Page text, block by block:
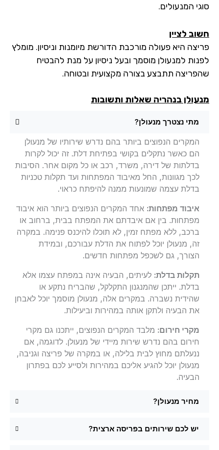
המנעולים.
לציין
היא פעולה מורכבת הדורשת מיומנות וניסיון. מומלץ
למנעולן מוסמך ובעל ניסיון על מנת להבטיח
תתבצע בצורה מקצועית ובטוחה.
בנהריה שאלות ותשובות
מתי נצטרך מנעולן?
המקרים הנפוצים ביותר בהם נדרש שירותיו של מנעולן
הם כאשר נתקלים בקושי בפתיחת דלת. זה יכול לקרות
בדלתות של דירה, משרד, רכב או כל מקום אחר. הסיבות
לכך מגוונות, החל מאיבוד המפתחות ועד תקלות טכניות
בדלת עצמה שמונעות ממנה להיפתח כראוי.
איבוד מפתחות:אחד המקרים הנפוצים ביותר הוא איבוד
מפתחות. בין אם איבדתם את המפתח בבית, ברחוב או
ברכב, ללא מפתח זמין, לא תוכלו להיכנס פנימה. במקרה
זה, מנעולן יוכל לפתוח את הדלת עבורכם, ובמידת
הצורך, גם לשכפל מפתחות חדשים.
תקלות בדלת:לעיתים, הבעיה אינה במפתח עצמו אלא
בדלת. ייתכן שהמנגנון התקלקל, שהבריח נתקע או
שהידית נשברה. במקרים אלה, מנעולן מוסמך יוכל לאבחן
את הבעיה ולתקן אותה במהירות וביעילות.
מקרי חירום:מלבד המקרים הנפוצים, ייתכנו גם מקרי
חירום בהם נדרש שירות מיידי של מנעולן. לדוגמה, אם
ננעלתם מחוץ לבית בלילה, או במקרה של פריצה וגניבה,
מנעולן יוכל להגיע אליכם במהירות ולסייע לכם בפתרון
הבעיה.
מחיר מנעולן?
יש לכם שירותים בפריסה ארצית?